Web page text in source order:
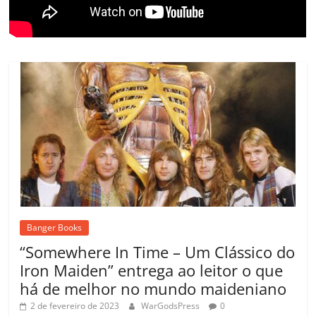
Banger Books
“Somewhere In Time – Um Clássico do
Iron Maiden” entrega ao leitor o que
há de melhor no mundo maideniano
2 de fevereiro de 2023 WarGodsPress 0